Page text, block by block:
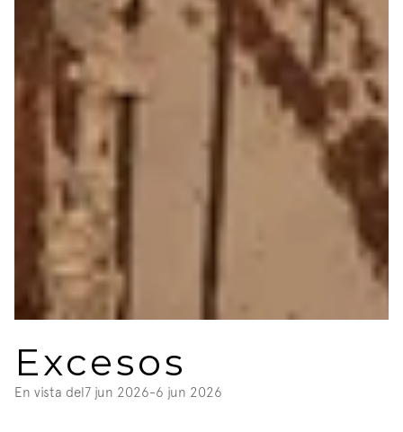
Excesos
En vista del7 jun 2026-6 jun 2026